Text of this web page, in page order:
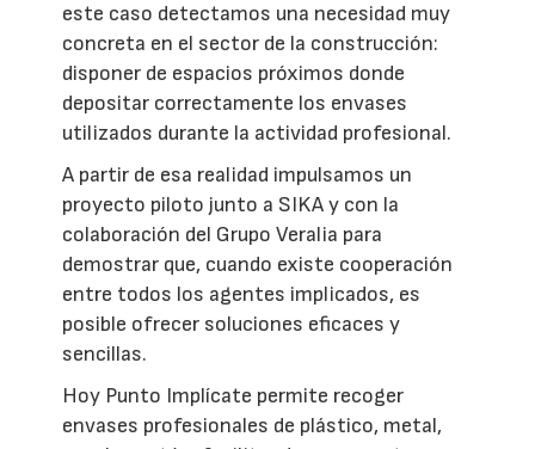
este caso detectamos una necesidad muy
concreta en el sector de la construcción:
disponer de espacios próximos donde
depositar correctamente los envases
utilizados durante la actividad profesional.
A partir de esa realidad impulsamos un
proyecto piloto junto a SIKA y con la
colaboración del Grupo Veralia para
demostrar que, cuando existe cooperación
entre todos los agentes implicados, es
posible ofrecer soluciones eficaces y
sencillas.
Hoy Punto Implícate permite recoger
envases profesionales de plástico, metal,